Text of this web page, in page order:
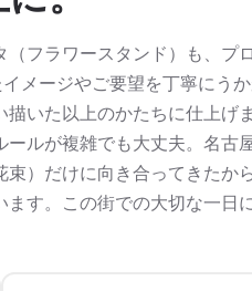
フラワースタンド）も、プ
メージやご要望を丁寧にう
いた以上のかたちに仕上げま
ルが複雑でも大丈夫。名古
）だけに向き合ってきたか
す。この街での大切な一日